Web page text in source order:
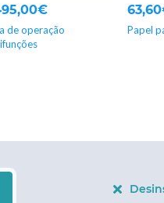
de operação
Papel